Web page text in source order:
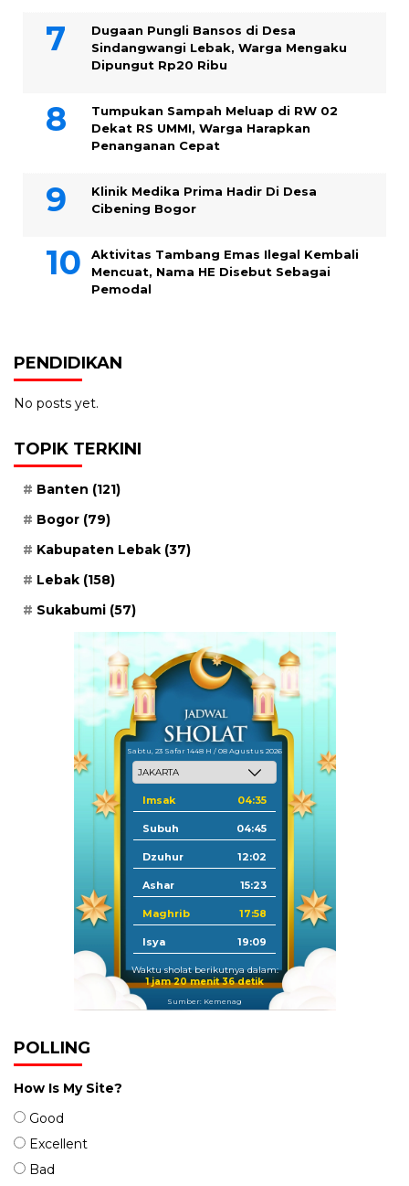
Dugaan Pungli Bansos di Desa
Sindangwangi Lebak, Warga Mengaku
Dipungut Rp20 Ribu
Tumpukan Sampah Meluap di RW 02
Dekat RS UMMI, Warga Harapkan
Penanganan Cepat
Klinik Medika Prima Hadir Di Desa
Cibening Bogor
Aktivitas Tambang Emas Ilegal Kembali
Mencuat, Nama HE Disebut Sebagai
Pemodal
PENDIDIKAN
No posts yet.
TOPIK TERKINI
Banten (121)
Bogor (79)
Kabupaten Lebak (37)
Lebak (158)
Sukabumi (57)
Sabtu, 23 Safar 1448 H / 08 Agustus 2026
Imsak 04:35
Subuh 04:45
Dzuhur 12:02
Ashar 15:23
Maghrib 17:58
Isya 19:09
Waktu sholat berikutnya dalam:
1 jam 20 menit 36 detik
Sumber: Kemenag
POLLING
How Is My Site?
Good
Excellent
Bad